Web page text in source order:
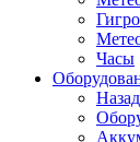
Часы
Назад